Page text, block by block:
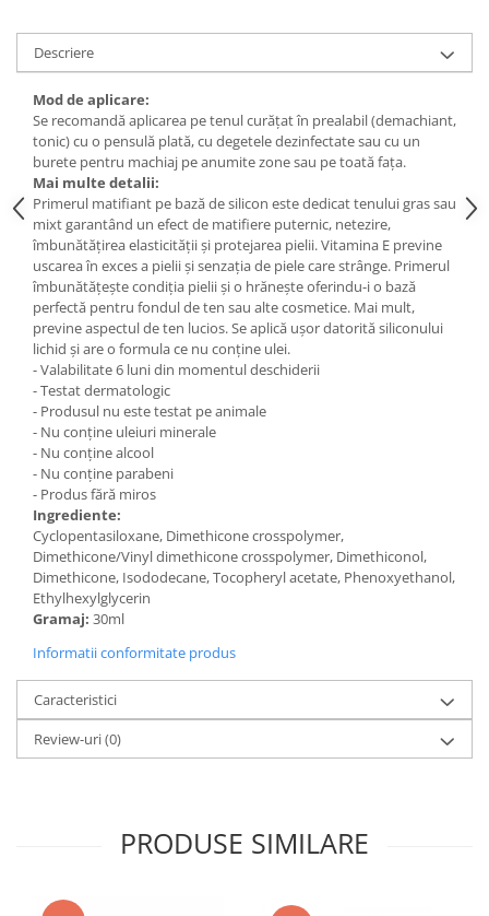
Descriere
Mod de aplicare:
Se recomandă aplicarea pe tenul curățat în prealabil (demachiant,
tonic) cu o pensulă plată, cu degetele dezinfectate sau cu un
burete pentru machiaj pe anumite zone sau pe toată fața.
Mai multe detalii:
Primerul matifiant pe bază de silicon este dedicat tenului gras sau
mixt garantând un efect de matifiere puternic, netezire,
îmbunătățirea elasticității și protejarea pielii. Vitamina E previne
uscarea în exces a pielii și senzația de piele care strânge. Primerul
îmbunătățește condiția pielii și o hrănește oferindu-i o bază
perfectă pentru fondul de ten sau alte cosmetice. Mai mult,
previne aspectul de ten lucios. Se aplică ușor datorită siliconului
lichid și are o formula ce nu conține ulei.
- Valabilitate 6 luni din momentul deschiderii
- Testat dermatologic
- Produsul nu este testat pe animale
- Nu conține uleiuri minerale
- Nu conține alcool
- Nu conține parabeni
- Produs fără miros
Ingrediente:
Cyclopentasiloxane, Dimethicone crosspolymer,
Dimethicone/Vinyl dimethicone crosspolymer, Dimethiconol,
Dimethicone, Isododecane, Tocopheryl acetate, Phenoxyethanol,
Ethylhexylglycerin
Gramaj: 30ml
Informatii conformitate produs
Caracteristici
Review-uri(0)
PRODUSE SIMILARE